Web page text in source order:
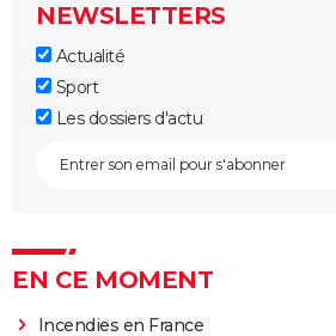
NEWSLETTERS
Actualité
Sport
Les dossiers d'actu
EN CE MOMENT
Incendies en France